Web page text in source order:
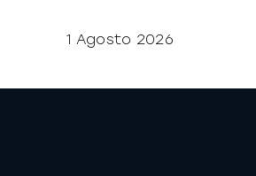
1 Agosto 2026